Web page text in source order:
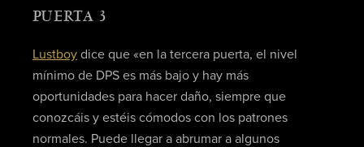
PUERTA 3
Lustboydice que «en la tercera puerta, el nivel
mínimo de DPS es más bajo y hay más
oportunidades para hacer daño, siempre que
conozcáis y estéis cómodos con los patrones
normales. Puede llegar a abrumar a algunos